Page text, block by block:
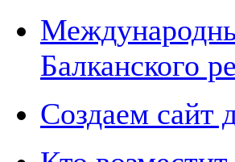
Балканского
Создаем сайт